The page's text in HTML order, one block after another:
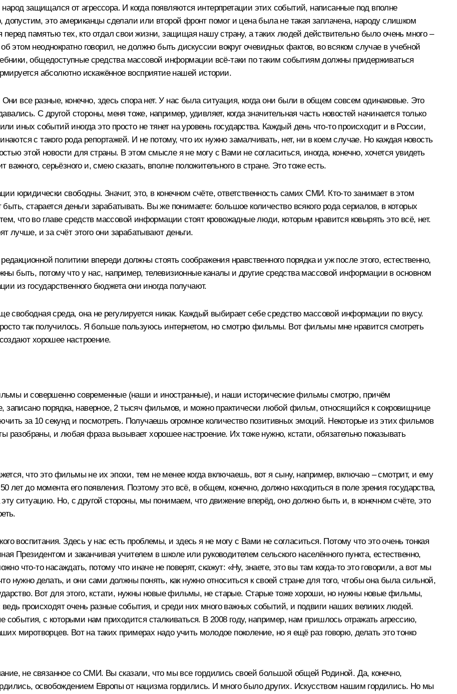
защищался от агрессора. И когда появляются интерпретации этих событий, написанные под вполне
это американцы сделали или второй фронт помог и цена была не такая заплачена, народу слишком
перед памятью тех, кто отдал свои жизни, защищая нашу страну, а таких людей действительно было очень много –
этом неоднократно говорил, не должно быть дискуссии вокруг очевидных фактов, во всяком случае в учебной
общедоступные средства массовой информации всё‑таки по таким событиям должны придерживаться
абсолютно искажённое восприятие нашей истории.
все разные, конечно, здесь спора нет. У нас была ситуация, когда они были в общем совсем одинаковые. Это
С другой стороны, меня тоже, например, удивляет, когда значительная часть новостей начинается только
иных событий иногда это просто не тянет на уровень государства. Каждый день что‑то происходит и в России,
с такого рода репортажей. И не потому, что их нужно замалчивать, нет, ни в коем случае. Но каждая новость
этой новости для страны. В этом смысле я не могу с Вами не согласиться, иногда, конечно, хочется увидеть
серьёзного и, смею сказать, вполне положительного в стране. Это тоже есть.
юридически свободны. Значит, это, в конечном счёте, ответственность самих СМИ. Кто‑то занимает в этом
старается деньги зарабатывать. Вы же понимаете: большое количество всякого рода сериалов, в которых
что во главе средств массовой информации стоят кровожадные люди, которым нравится ковырять это всё, нет.
лучше, и за счёт этого они зарабатывают деньги.
политики впереди должны стоять соображения нравственного порядка и уж после этого, естественно,
быть, потому что у нас, например, телевизионные каналы и другие средства массовой информации в основном
из государственного бюджета они иногда получают.
свободная среда, она не регулируется никак. Каждый выбирает себе средство массовой информации по вкусу.
так получилось. Я больше пользуюсь интернетом, но смотрю фильмы. Вот фильмы мне нравится смотреть
хорошее настроение.
и совершенно современные (наши и иностранные), и наши исторические фильмы смотрю, причём
записано порядка, наверное, 2 тысяч фильмов, и можно практически любой фильм, относящийся к сокровищнице
за 10 секунд и посмотреть. Получаешь огромное количество позитивных эмоций. Некоторые из этих фильмов
разобраны, и любая фраза вызывает хорошее настроение. Их тоже нужно, кстати, обязательно показывать
что это фильмы не их эпохи, тем не менее когда включаешь, вот я сыну, например, включаю – смотрит, и ему
лет до момента его появления. Поэтому это всё, в общем, конечно, должно находиться в поле зрения государства,
ситуацию. Но, с другой стороны, мы понимаем, что движение вперёд, оно должно быть и, в конечном счёте, это
воспитания. Здесь у нас есть проблемы, и здесь я не могу с Вами не согласиться. Потому что это очень тонкая
Президентом и заканчивая учителем в школе или руководителем сельского населённого пункта, естественно,
что‑то насаждать, потому что иначе не поверят, скажут: «Ну, знаете, это вы там когда‑то это говорили, а вот мы
нужно делать, и они сами должны понять, как нужно относиться к своей стране для того, чтобы она была сильной,
Вот для этого, кстати, нужны новые фильмы, не старые. Старые тоже хороши, но нужны новые фильмы,
происходят очень разные события, и среди них много важных событий, и подвиги наших великих людей.
события, с которыми нам приходится сталкиваться. В 2008 году, например, нам пришлось отражать агрессию,
миротворцев. Вот на таких примерах надо учить молодое поколение, но я ещё раз говорю, делать это тонко
не связанное со СМИ. Вы сказали, что мы все гордились своей большой общей Родиной. Да, конечно,
освобождением Европы от нацизма гордились. И много было других. Искусством нашим гордились. Но мы